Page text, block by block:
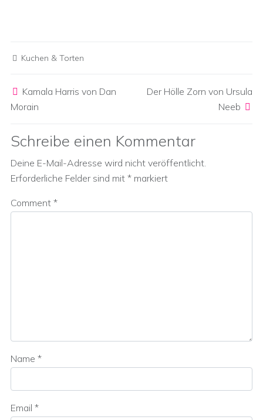
Kuchen & Torten
Kamala Harris von Dan
Morain
Der Hölle Zorn von Ursula
Neeb
Schreibe einen Kommentar
Deine E-Mail-Adresse wird nicht veröffentlicht.
Erforderliche Felder sind mit * markiert
Comment *
Name *
Email *